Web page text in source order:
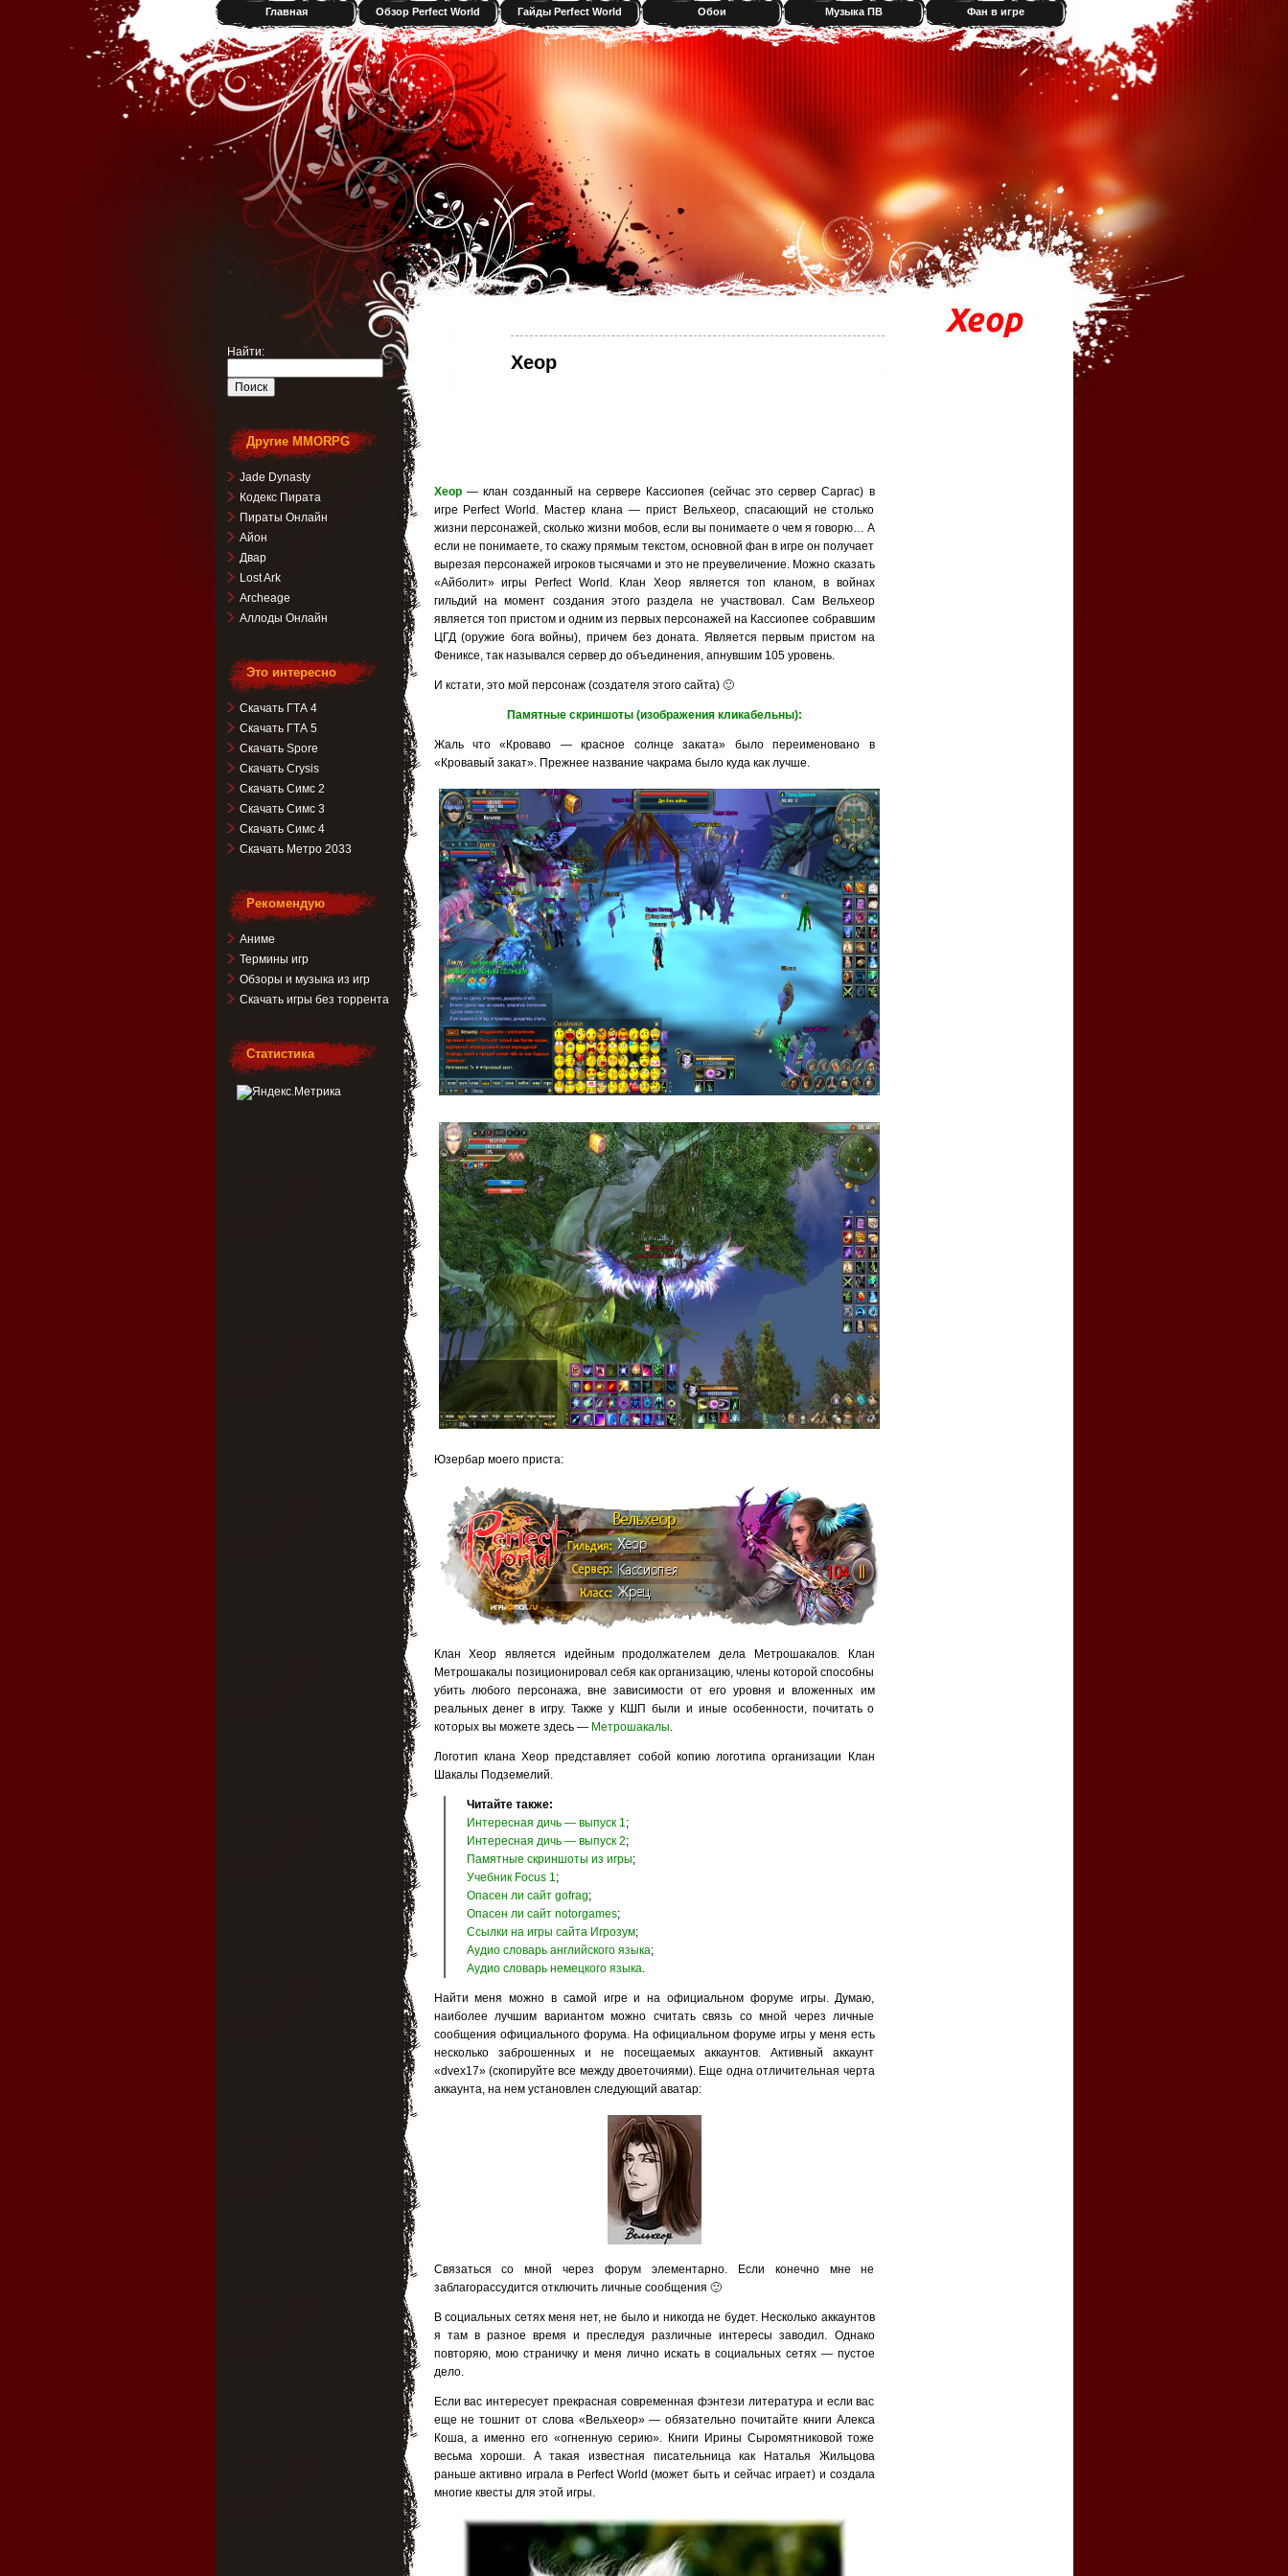
Главная Обзор Perfect World Гайды Perfect World Обои Музыка ПВ Фан в игре
Хеор
Хеор— клан созданный на сервере Кассиопея (сейчас это сервер Саргас) в
игре Perfect World. Мастер клана — прист Вельхеор, спасающий не столько
жизни персонажей, сколько жизни мобов, если вы понимаете о чем я говорю… А
если не понимаете, то скажу прямым текстом, основной фан в игре он получает
вырезая персонажей игроков тысячами и это не преувеличение. Можно сказать
«Айболит» игры Perfect World. Клан Хеор является топ кланом, в войнах
гильдий на момент создания этого раздела не участвовал. Сам Вельхеор
является топ пристом и одним из первых персонажей на Кассиопее собравшим
ЦГД (оружие бога войны), причем без доната. Является первым пристом на
Фениксе, так назывался сервер до объединения, апнувшим 105 уровень.
И кстати, это мой персонаж (создателя этого сайта) 🙂
Памятные скриншоты (изображения кликабельны):
Жаль что «Кроваво — красное солнце заката» было переименовано в
«Кровавый закат». Прежнее название чакрама было куда как лучше.
Юзербар моего приста:
Клан Хеор является идейным продолжателем дела Метрошакалов. Клан
Метрошакалы позиционировал себя как организацию, члены которой способны
убить любого персонажа, вне зависимости от его уровня и вложенных им
реальных денег в игру. Также у КШП были и иные особенности, почитать о
которых вы можете здесь — Метрошакалы
Логотип клана Хеор представляет собой копию логотипа организации Клан
Шакалы Подземелий.
Читайте также:
Интересная дичь — выпуск 1 ;
Интересная дичь — выпуск 2;
Памятные скриншоты из игры;
Учебник Focus 1 ;
Опасен ли сайт gofrag;
Опасен ли сайт notorgames;
Ссылки на игры сайта Игрозум;
Аудио словарь английского языка;
Аудио словарь немецкого языка
Найти меня можно в самой игре и на официальном форуме игры. Думаю,
наиболее лучшим вариантом можно считать связь со мной через личные
сообщения официального форума. На официальном форуме игры у меня есть
несколько заброшенных и не посещаемых аккаунтов. Активный аккаунт
«dvex17» (скопируйте все между двоеточиями). Еще одна отличительная черта
аккаунта, на нем установлен следующий аватар:
Связаться со мной через форум элементарно. Если конечно мне не
заблагорассудится отключить личные сообщения 🙂
В социальных сетях меня нет, не было и никогда не будет. Несколько аккаунтов
я там в разное время и преследуя различные интересы заводил. Однако
повторяю, мою страничку и меня лично искать в социальных сетях — пустое
дело.
Если вас интересует прекрасная современная фэнтези литература и если вас
еще не тошнит от слова «Вельхеор» — обязательно почитайте книги Алекса
Коша, а именно его «огненную серию». Книги Ирины Сыромятниковой тоже
весьма хороши. А такая известная писательница как Наталья Жильцова
раньше активно играла в Perfect World (может быть и сейчас играет) и создала
многие квесты для этой игры.
Найти:
Другие MMORPG
Jade Dynasty
Кодекс Пирата
Пираты Онлайн
Айон
Двар
Lost Ark
Archeage
Аллоды Онлайн
Это интересно
Скачать ГТА 4
Скачать ГТА 5
Скачать Spore
Скачать Crysis
Скачать Симс 2
Скачать Симс 3
Скачать Симс 4
Скачать Метро 2033
Рекомендую
Аниме
Термины игр
Обзоры и музыка из игр
Скачать игры без торрента
Статистика